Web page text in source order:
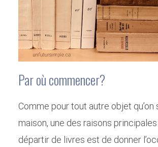
Par où commencer?
Comme pour tout autre objet qu’on
maison, une des raisons
départir de livres est de donner